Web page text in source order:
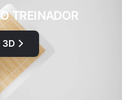
TREINADOR
3D